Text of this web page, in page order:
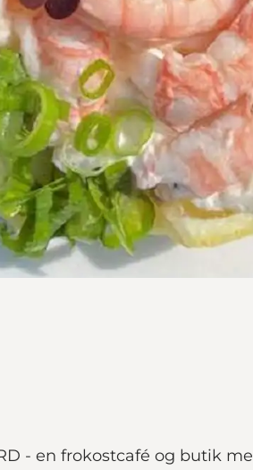
- en frokostcafé og butik